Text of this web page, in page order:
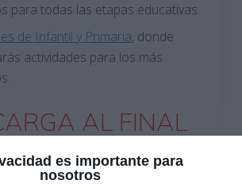
es importante para
nosotros
para todas las etapas educativas.
de Infantil y Primaria, donde
actividades para los más
AL FINAL
EL PDF